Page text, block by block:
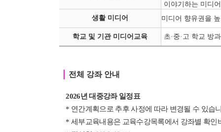
이야기하는 미디
생활 미디어
미디어 향유권을
학교 및 기관 미디어교육 초·중· 고 학교 방
전체 강좌 안내
2026년 대중강좌 일정표
* 연간계획으로 추후 사정에 따라 변경될 수 있습
* 세부교육내용은 교육수강목록에서 강좌별 확인